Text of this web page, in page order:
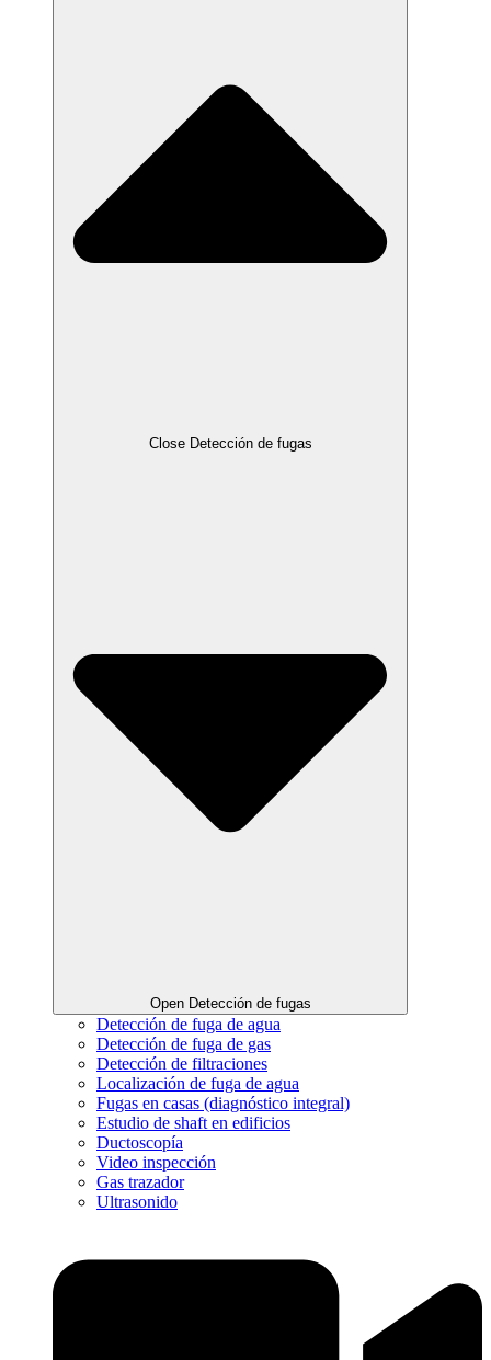
Close Detección de fugas
Open Detección de fugas
Detección de fuga de agua
Detección de fuga de gas
Detección de filtraciones
Localización de fuga de agua
Fugas en casas (diagnóstico integral)
Estudio de shaft en edificios
Ductoscopía
Video inspección
Gas trazador
Ultrasonido